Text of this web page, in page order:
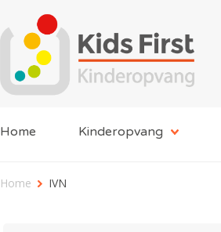
Home Kinderopvang
Home IVN